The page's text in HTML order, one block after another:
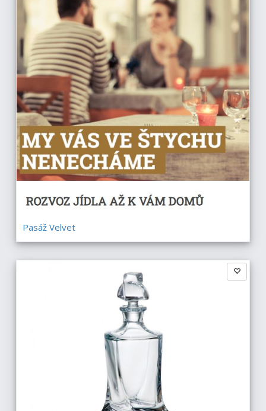
Pasáž Velvet